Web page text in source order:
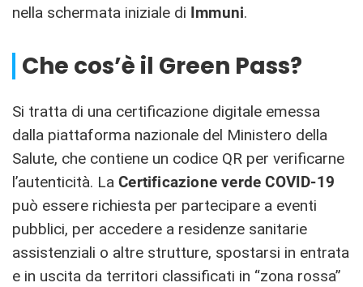
nella schermata iniziale di Immuni.
Che cos’è il Green Pass?
Si tratta di una certificazione digitale emessa
dalla piattaforma nazionale del Ministero della
Salute, che contiene un codice QR per verificarne
l’autenticità. La Certificazione verde COVID-19
può essere richiesta per partecipare a eventi
pubblici, per accedere a residenze sanitarie
assistenziali o altre strutture, spostarsi in entrata
e in uscita da territori classificati in “zona rossa”